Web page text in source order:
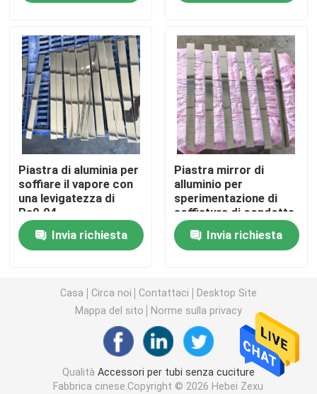
Richieda una citazione
Accessori per tubi senza cuciture
raccordi per tubi saldati di testa
accessori per tubi dell'incavo
Piastra bersaglio per soffiaggio di vapore
Silenziatore di soffiatura
Accessori per tubi forgiati
Flangia in acciaio forgiato
Piastra di aluminia per
soffiare il vapore con
una levigatezza di
Ra0.04
Invia richiesta
Piastra mirror di
alluminio per
sperimentazione di
soffiatura di condotte
Invia richiesta
Casa Circa noi Contattaci
Desktop Site
Mappa del sito
Norme sulla privacy
Qualità Accessori per tubi senza cuciture
Fabbrica cinese.Copyright © 2026 Hebei Zexu